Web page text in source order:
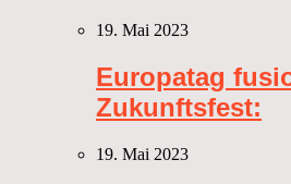
19. Mai 2023
Europatag
Zukunftsfest:
19. Mai 2023